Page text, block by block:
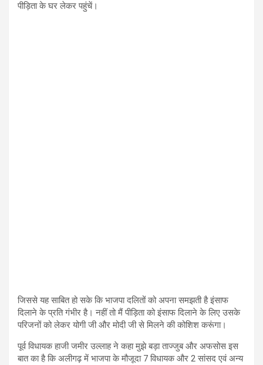
पीड़िता के घर लेकर पहुंचें।
जिससे यह साबित हो सके कि भाजपा दलितों को अपना समझती है इंसाफ
दिलाने के प्रति गंभीर है। नहीं तो मैं पीड़िता को इंसाफ दिलाने के लिए उसके
परिजनों को लेकर योगी जी और मोदी जी से मिलने की कोशिश करूंगा।
पूर्व विधायक हाजी जमीर उल्लाह ने कहा मुझे बड़ा ताज्जुब और अफसोस इस
बात का है कि अलीगढ़ में भाजपा के मौजूदा 7 विधायक और 2 सांसद एवं अन्य